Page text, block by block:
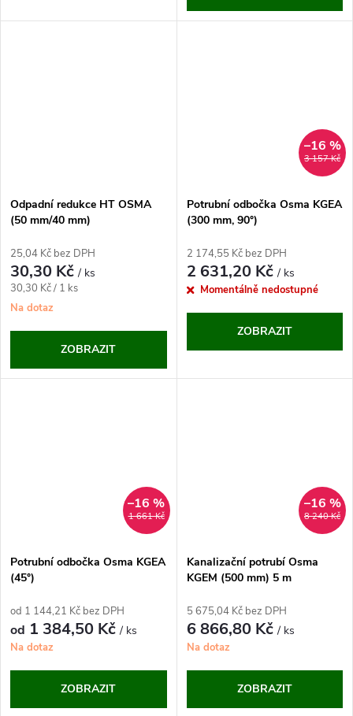
Odpadní redukce HT OSMA
(50 mm/40 mm)
25,04 Kč bez DPH
30,30 Kč/ ks
Měrná
cena:
30,30 Kč / 1 ks
Na dotaz
ZOBRAZIT
3 157 Kč
–16 %
Potrubní odbočka Osma KGEA
(300 mm, 90°)
2 174,55 Kč bez DPH
2 631,20 Kč/ ks
Momentálně nedostupné
ZOBRAZIT
1 661 Kč
–16 %
Potrubní odbočka Osma KGEA
(45°)
od 1 144,21 Kč bez DPH
od 1 384,50 Kč/ ks
Na dotaz
ZOBRAZIT
8 240 Kč
–16 %
Kanalizační potrubí Osma
KGEM (500 mm) 5 m
5 675,04 Kč bez DPH
6 866,80 Kč/ ks
Na dotaz
ZOBRAZIT